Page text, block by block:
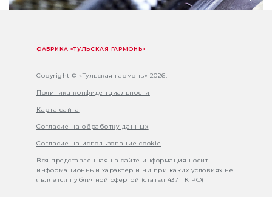
ФАБРИКА «ТУЛЬСКАЯ ГАРМОНЬ»
Copyright © «Тульская гармонь» 2026.
Политика конфиденциальности
Карта сайта
Согласие на обработку данных
Согласие на использование cookie
Вся представленная на сайте информация носит
информационный характер и ни при каких условиях не
является публичной офертой (статья 437 ГК РФ)